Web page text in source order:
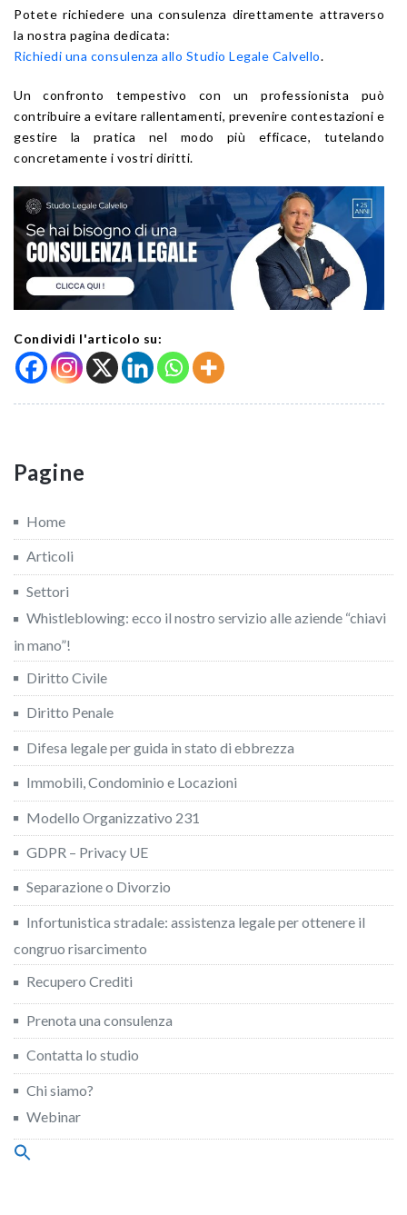
Potete richiedere una consulenza direttamente attraverso
la nostra pagina dedicata:
Richiedi una consulenza allo Studio Legale Calvello.
Un confronto tempestivo con un professionista può
contribuire a evitare rallentamenti, prevenire contestazioni e
gestire la pratica nel modo più efficace, tutelando
concretamente i vostri diritti.
Condividi l'articolo su:
Pagine
Home
Articoli
Settori
Whistleblowing: ecco il nostro servizio alle aziende “chiavi
in mano”!
Diritto Civile
Diritto Penale
Difesa legale per guida in stato di ebbrezza
Immobili, Condominio e Locazioni
Modello Organizzativo 231
GDPR – Privacy UE
Separazione o Divorzio
Infortunistica stradale: assistenza legale per ottenere il
congruo risarcimento
Recupero Crediti
Prenota una consulenza
Contatta lo studio
Chi siamo?
Webinar
Search